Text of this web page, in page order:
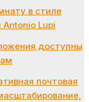
в стиле
Lupi
доступны
почтовая